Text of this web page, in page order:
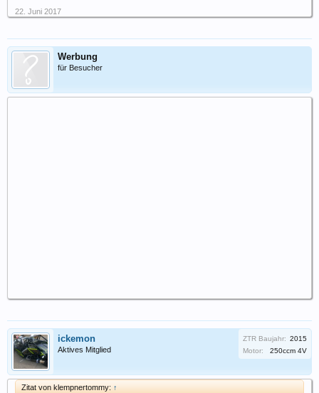
22. Juni 2017
Werbung
für Besucher
ickemon
Aktives Mitglied
ZTR Baujahr: 2015
Motor:
250ccm 4V
Zitat von klempnertommy: ↑